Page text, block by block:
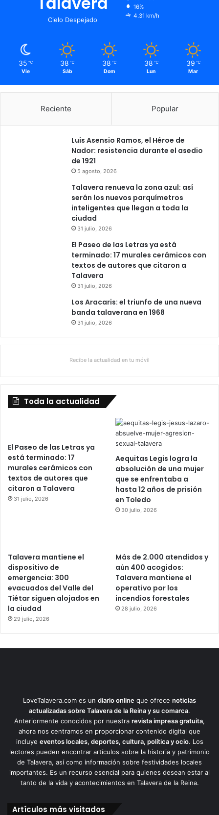
.
d
Cielo Despejado
16%
4.31 km/h
35 ℃
Vie
38 ℃
Sáb
38 ℃
Dom
38 ℃
Lun
39 ℃
Mar
Reciente Popular
Luis Asensio Ramos, el Héroe de
Nador: resistencia durante el asedio
de 1921
5 agosto, 2026
Talavera renueva la zona azul: así
serán los nuevos parquímetros
inteligentes que llegan a toda la
ciudad
31 julio, 2026
El Paseo de las Letras ya está
terminado: 17 murales cerámicos con
textos de autores que citaron a
Talavera
31 julio, 2026
Los Aracaris: el triunfo de una nueva
banda talaverana en 1968
31 julio, 2026
Recibe la actualidad en tu móvil
Toda la actualidad
El Paseo de las Letras ya
está terminado: 17
murales cerámicos con
textos de autores que
citaron a Talavera
31 julio, 2026
Aequitas Legis logra la
absolución de una mujer
que se enfrentaba a
hasta 12 años de prisión
en Toledo
30 julio, 2026
Talavera mantiene el
dispositivo de
emergencia: 300
evacuados del Valle del
Tiétar siguen alojados en
la ciudad
29 julio, 2026
Más de 2.000 atendidos y
aún 400 acogidos:
Talavera mantiene el
operativo por los
incendios forestales
28 julio, 2026
LoveTalavera.com es un diario online que ofrece noticias
actualizadas sobre Talavera de la Reina y su comarca.
Anteriormente conocidos por nuestra revista impresa gratuita,
ahora nos centramos en proporcionar contenido digital que
incluye eventos locales, deportes, cultura, política y ocio. Los
lectores pueden encontrar artículos sobre la historia y patrimonio
de Talavera, así como información sobre festividades locales
importantes. Es un recurso esencial para quienes desean estar al
tanto de la vida y acontecimientos en Talavera de la Reina.
Artículos más visitados